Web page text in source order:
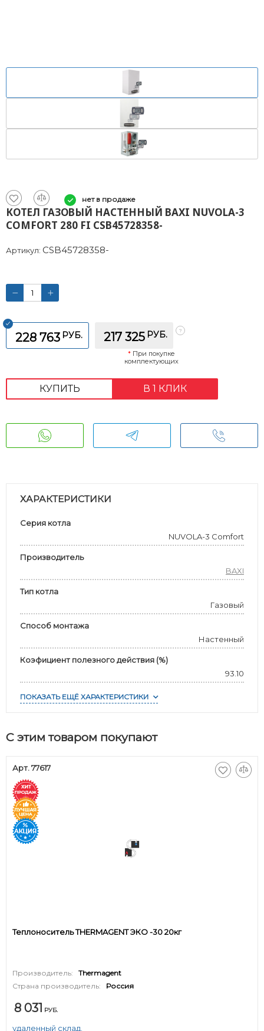
нет в продаже
КОТЕЛ ГАЗОВЫЙ НАСТЕННЫЙ BAXI NUVOLA-3
COMFORT 280 FI CSB45728358-
Артикул: CSB45728358-
228 763 РУБ. 217 325 РУБ.
*При покупке
комплектующих
КУПИТЬ В 1 КЛИК
ХАРАКТЕРИСТИКИ
Серия котла
NUVOLA-3 Comfort
Производитель
BAXI
Тип котла
Газовый
Способ монтажа
Настенный
Коэфициент полезного действия (%)
93.10
ПОКАЗАТЬ ЕЩЁ ХАРАКТЕРИСТИКИ
С этим товаром покупают
Арт. 77617
Теплоноситель THERMAGENT ЭКО -30 20кг
Производитель:
Thermagent
Страна производитель:
Россия
8 031 РУБ.
удаленный склад.